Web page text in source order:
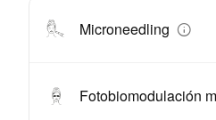
Microneedling
Fotobiomodulación